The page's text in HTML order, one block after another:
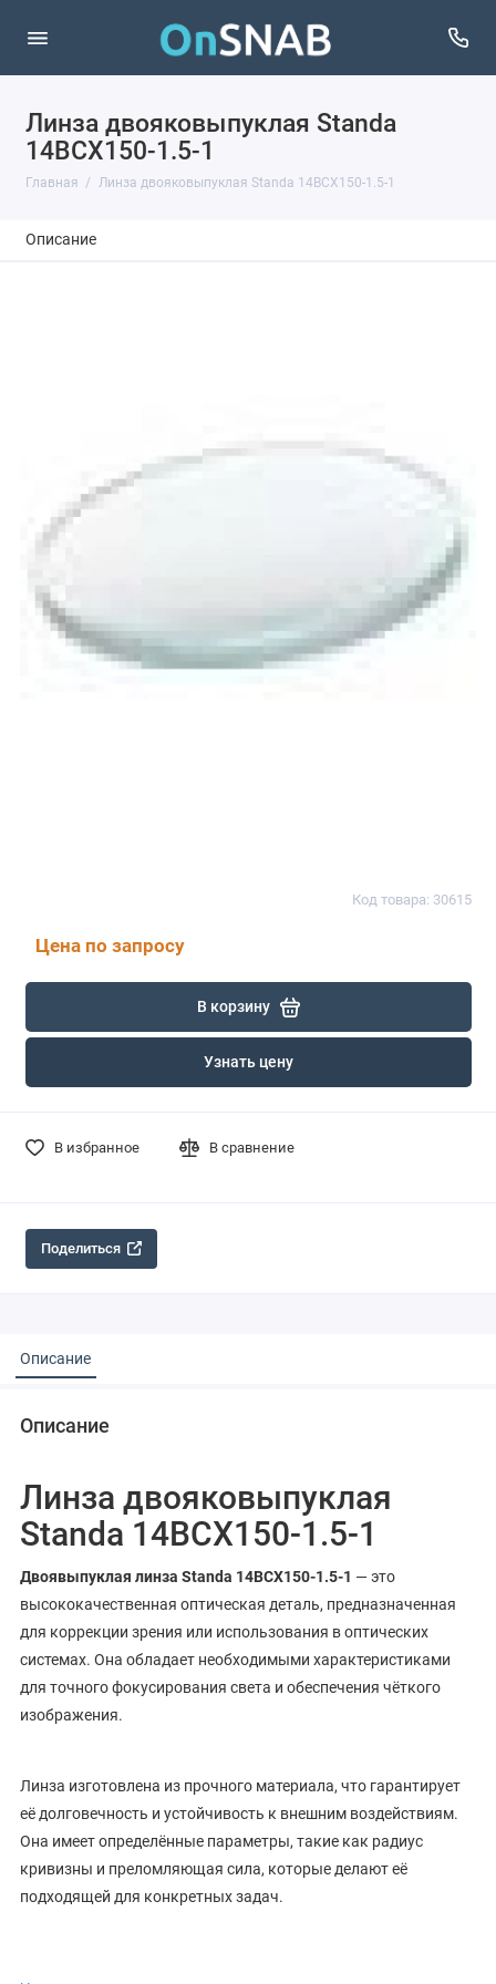
Линза двояковыпуклая Standa
14BCX150-1.5-1
Главная Линза двояковыпуклая Standa 14BCX150-1.5-1
Описание
Код товара: 30615
Цена по запросу
В корзину
Узнать цену
В избранное В сравнение
Поделиться
Описание
Описание
Линза двояковыпуклая
Standa 14BCX150-1.5-1
Двоявыпуклая линза Standa 14BCX150-1.5-1 — это
высококачественная оптическая деталь, предназначенная
для коррекции зрения или использования в оптических
системах. Она обладает необходимыми характеристиками
для точного фокусирования света и обеспечения чёткого
изображения.
Линза изготовлена из прочного материала, что гарантирует
её долговечность и устойчивость к внешним воздействиям.
Она имеет определённые параметры, такие как радиус
кривизны и преломляющая сила, которые делают её
подходящей для конкретных задач.